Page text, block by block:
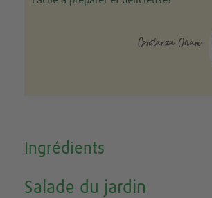
Constanza Oriani
Ingrédients
Salade du jardin